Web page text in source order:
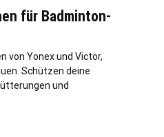
für Badminton-
von Yonex und Victor,
Schützen deine
und